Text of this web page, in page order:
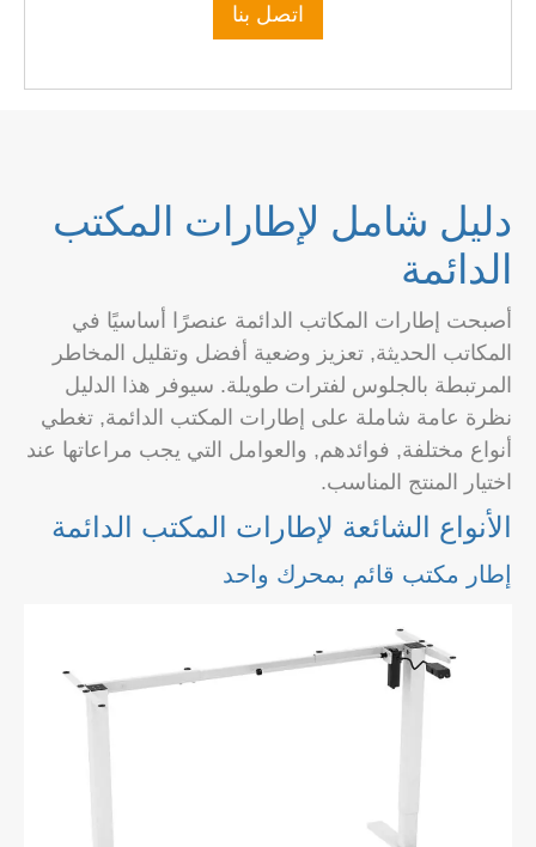
اتصل بنا
دليل شامل لإطارات المكتب
الدائمة
أصبحت إطارات المكاتب الدائمة عنصرًا أساسيًا في
المكاتب الحديثة, تعزيز وضعية أفضل وتقليل المخاطر
المرتبطة بالجلوس لفترات طويلة. سيوفر هذا الدليل
نظرة عامة شاملة على إطارات المكتب الدائمة, تغطي
أنواع مختلفة, فوائدهم, والعوامل التي يجب مراعاتها عند
اختيار المنتج المناسب.
الأنواع الشائعة لإطارات المكتب الدائمة
إطار مكتب قائم بمحرك واحد